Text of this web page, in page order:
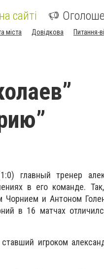
сайті
міста Довідкова Питання-
главный тренер
в его команде.
Чорнием и Антоном
в 16 матчах
игроком